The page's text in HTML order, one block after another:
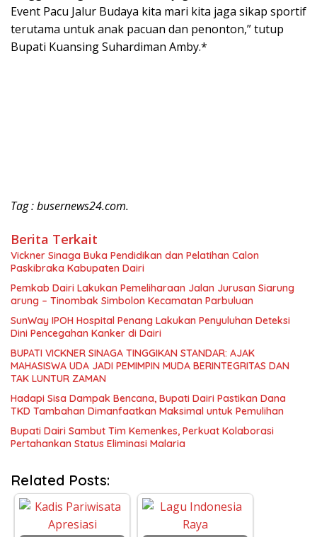
Event Pacu Jalur Budaya kita mari kita jaga sikap sportif
terutama untuk anak pacuan dan penonton,” tutup
Bupati Kuansing Suhardiman Amby.*
Tag : busernews24.com.
Berita Terkait
Vickner Sinaga Buka Pendidikan dan Pelatihan Calon
Paskibraka Kabupaten Dairi
Pemkab Dairi Lakukan Pemeliharaan Jalan Jurusan Siarung
arung – Tinombak Simbolon Kecamatan Parbuluan
SunWay IPOH Hospital Penang Lakukan Penyuluhan Deteksi
Dini Pencegahan Kanker di Dairi
BUPATI VICKNER SINAGA TINGGIKAN STANDAR: AJAK
MAHASISWA UDA JADI PEMIMPIN MUDA BERINTEGRITAS DAN
TAK LUNTUR ZAMAN
Hadapi Sisa Dampak Bencana, Bupati Dairi Pastikan Dana
TKD Tambahan Dimanfaatkan Maksimal untuk Pemulihan
Bupati Dairi Sambut Tim Kemenkes, Perkuat Kolaborasi
Pertahankan Status Eliminasi Malaria
Related Posts: